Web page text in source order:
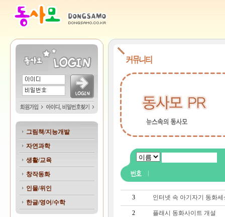
그림책/지능개발
자연과학
생활/교육
창작동화
인물/위인
한글/영어/수학
3 인터넷 속 아기자기 동화세
2 플래시 동화사이트 개설